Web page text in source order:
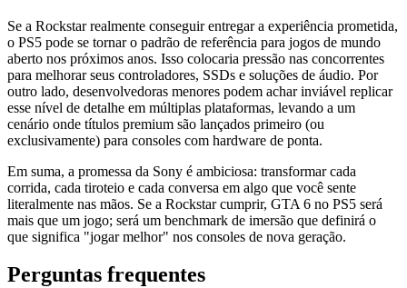
Se a Rockstar realmente conseguir entregar a experiência prometida,
o PS5 pode se tornar o padrão de referência para jogos de mundo
aberto nos próximos anos. Isso colocaria pressão nas concorrentes
para melhorar seus controladores, SSDs e soluções de áudio. Por
outro lado, desenvolvedoras menores podem achar inviável replicar
esse nível de detalhe em múltiplas plataformas, levando a um
cenário onde títulos premium são lançados primeiro (ou
exclusivamente) para consoles com hardware de ponta.
Em suma, a promessa da Sony é ambiciosa: transformar cada
corrida, cada tiroteio e cada conversa em algo que você sente
literalmente nas mãos. Se a Rockstar cumprir, GTA 6 no PS5 será
mais que um jogo; será um benchmark de imersão que definirá o
que significa "jogar melhor" nos consoles de nova geração.
Perguntas frequentes